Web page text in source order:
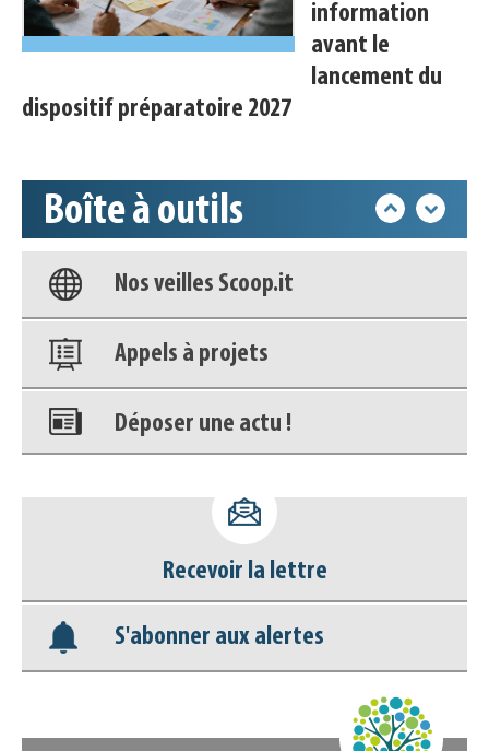
information
avant le
lancement du
dispositif préparatoire 2027
Boîte à outils
Déposer une actu !
Accéder à son compte - (Se
Base documentaire
Nos veilles Scoop.it
Appels à projets
Déposer une actu !
déconnecter)
Base documentaire
Nos veilles Scoop.it
Recevoir la lettre
S'abonner aux alertes